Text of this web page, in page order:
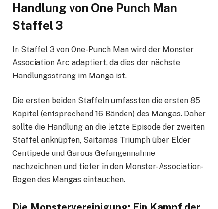
Handlung von One Punch Man
Staffel 3
In Staffel 3 von One-Punch Man wird der Monster
Association Arc adaptiert, da dies der nächste
Handlungsstrang im Manga ist.
Die ersten beiden Staffeln umfassten die ersten 85
Kapitel (entsprechend 16 Bänden) des Mangas. Daher
sollte die Handlung an die letzte Episode der zweiten
Staffel anknüpfen, Saitamas Triumph über Elder
Centipede und Garous Gefangennahme
nachzeichnen und tiefer in den Monster-Association-
Bogen des Mangas eintauchen.